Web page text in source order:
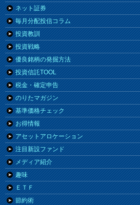
ネット証券
毎月分配投信コラム
投資教訓
投資戦略
優良銘柄の発掘方法
投資信託TOOL
税金・確定申告
のりたマガジン
基準価格チェック
お得情報
アセットアロケーション
注目新設ファンド
メディア紹介
趣味
ＥＴＦ
節約術